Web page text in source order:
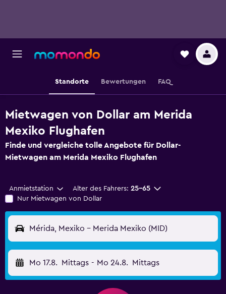
Standorte Bewertungen FAQ
Mietwagen von Dollar am Merida
Mexiko Flughafen
Finde und vergleiche tolle Angebote für Dollar-
Mietwagen am Merida Mexiko Flughafen
Anmietstation Alter des Fahrers: 25-65
Nur Mietwagen von Dollar
Mérida, Mexiko - Merida Mexiko (MID)
Mo 17.8. Mittags - Mo 24.8. Mittags